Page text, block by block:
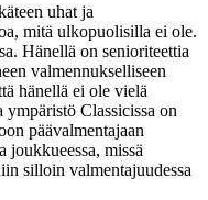
uhat ja
mitä ulkopuolisilla ei ole.
Hänellä on senioriteettia
valmennukselliseen
hänellä ei ole vielä
Classicissa on
päävalmentajaan
joukkueessa, missä
silloin valmentajuudessa